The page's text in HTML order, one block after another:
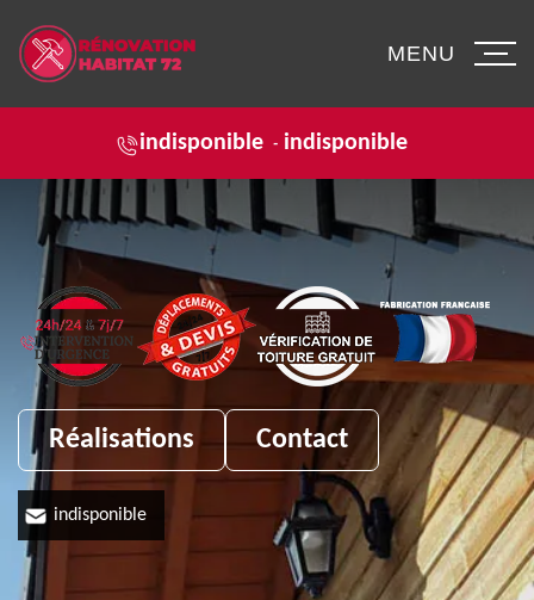
indisponible - indisponible
MENU
Réalisations Contact
indisponible